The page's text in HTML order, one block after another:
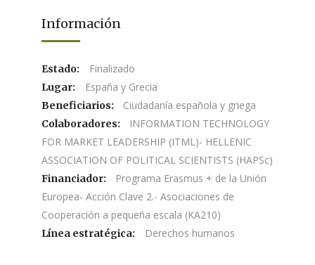
Información
Estado: Finalizado
Lugar: España y Grecia
Beneficiarios: Ciudadanía española y griega
Colaboradores:
INFORMATION TECHNOLOGY
FOR MARKET LEADERSHIP (ITML)- HELLENIC
ASSOCIATION OF POLITICAL SCIENTISTS (HAPSc)
Financiador:
Programa Erasmus + de la Unión
Europea- Acción Clave 2.- Asociaciones de
Cooperación a pequeña escala (KA210)
Línea estratégica: Derechos humanos